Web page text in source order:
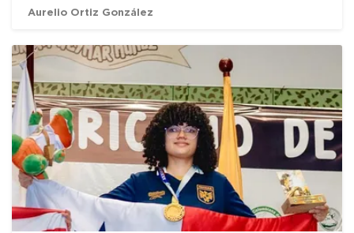
Aurelio Ortiz González